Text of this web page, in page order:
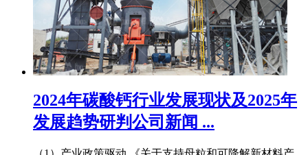
2024年碳酸钙行业发展现状及2025年
发展趋势研判公司新闻 ...